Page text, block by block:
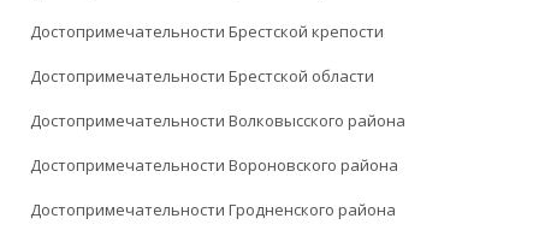
Достопримечательности Брестской крепости
Достопримечательности Брестской области
Достопримечательности Волковысского района
Достопримечательности Вороновского района
Достопримечательности Гродненского района